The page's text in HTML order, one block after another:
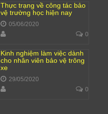
Thực trạng về công tác bảo
vệ trường học hiện nay
05/06/2020
0
Kinh nghiệm làm việc dành
cho nhân viên bảo vệ trông
xe
29/05/2020
0